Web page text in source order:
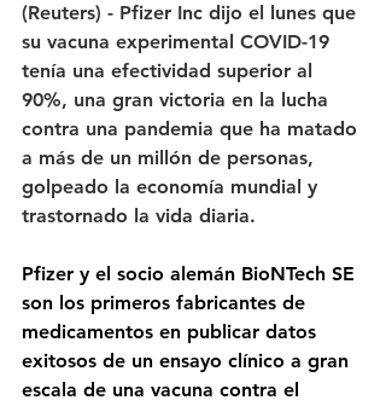
(Reuters) - Pfizer Inc dijo el lunes que
su vacuna experimental COVID-19
tenía una efectividad superior al
90%, una gran victoria en la lucha
contra una pandemia que ha matado
a más de un millón de personas,
golpeado la economía mundial y
trastornado la vida diaria.
Pfizer y el socio alemán BioNTech SE
son los primeros fabricantes de
medicamentos en publicar datos
exitosos de un ensayo clínico a gran
escala de una vacuna contra el